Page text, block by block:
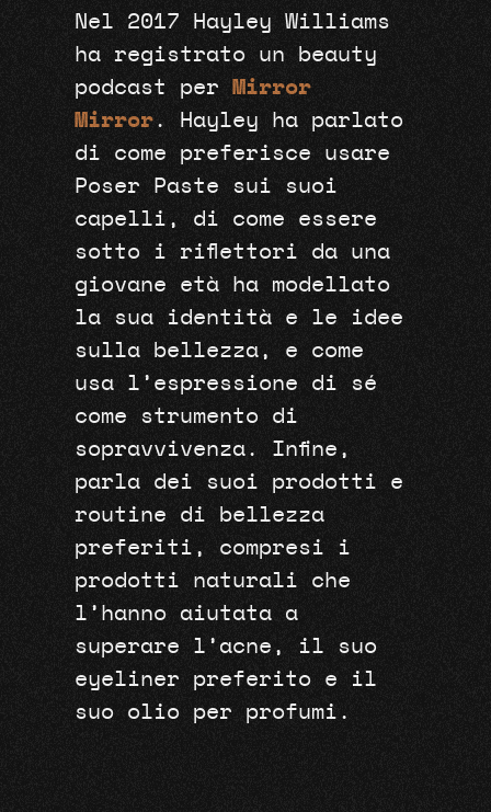
Nel 2017 Hayley Williams
ha registrato un beauty
podcast per Mirror
Mirror . Hayley ha parlato
di come preferisce usare
Poser Paste sui suoi
capelli, di come essere
sotto i riflettori da una
giovane età ha modellato
la sua identità e le idee
sulla bellezza, e come
usa l’espressione di sé
come strumento di
sopravvivenza. Infine,
parla dei suoi prodotti e
routine di bellezza
preferiti, compresi i
prodotti naturali che
l’hanno aiutata a
superare l’acne, il suo
eyeliner preferito e il
suo olio per profumi.